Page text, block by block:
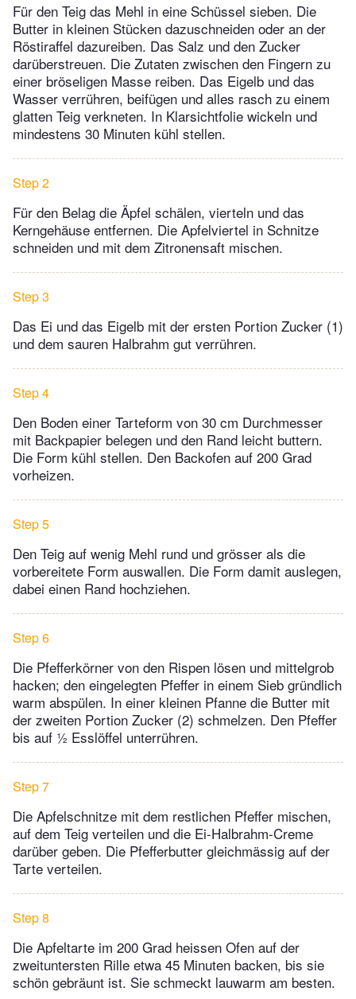
Für den Teig das Mehl in eine Schüssel sieben. Die
Butter in kleinen Stücken dazuschneiden oder an der
Röstiraffel dazureiben. Das Salz und den Zucker
darüberstreuen. Die Zutaten zwischen den Fingern zu
einer bröseligen Masse reiben. Das Eigelb und das
Wasser verrühren, beifügen und alles rasch zu einem
glatten Teig verkneten. In Klarsichtfolie wickeln und
mindestens 30 Minuten kühl stellen.
Step 2
Für den Belag die Äpfel schälen, vierteln und das
Kerngehäuse entfernen. Die Apfelviertel in Schnitze
schneiden und mit dem Zitronensaft mischen.
Step 3
Das Ei und das Eigelb mit der ersten Portion Zucker (1)
und dem sauren Halbrahm gut verrühren.
Step 4
Den Boden einer Tarteform von 30 cm Durchmesser
mit Backpapier belegen und den Rand leicht buttern.
Die Form kühl stellen. Den Backofen auf 200 Grad
vorheizen.
Step 5
Den Teig auf wenig Mehl rund und grösser als die
vorbereitete Form auswallen. Die Form damit auslegen,
dabei einen Rand hochziehen.
Step 6
Die Pfefferkörner von den Rispen lösen und mittelgrob
hacken; den eingelegten Pfeffer in einem Sieb gründlich
warm abspülen. In einer kleinen Pfanne die Butter mit
der zweiten Portion Zucker (2) schmelzen. Den Pfeffer
bis auf ½ Esslöffel unterrühren.
Step 7
Die Apfelschnitze mit dem restlichen Pfeffer mischen,
auf dem Teig verteilen und die Ei-Halbrahm-Creme
darüber geben. Die Pfefferbutter gleichmässig auf der
Tarte verteilen.
Step 8
Die Apfeltarte im 200 Grad heissen Ofen auf der
zweituntersten Rille etwa 45 Minuten backen, bis sie
schön gebräunt ist. Sie schmeckt lauwarm am besten.